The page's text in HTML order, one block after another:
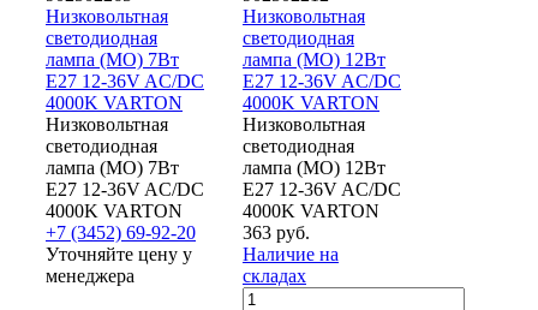
Низковольтная
светодиодная
лампа (МО) 7Вт
Е27 12-36V AC/DC
4000K VARTON
Низковольтная
светодиодная
лампа (МО) 7Вт
Е27 12-36V AC/DC
4000K VARTON
+7 (3452) 69-92-20
Уточняйте цену у
менеджера
Низковольтная
светодиодная
лампа (МО) 12Вт
Е27 12-36V AC/DC
4000K VARTON
Низковольтная
светодиодная
лампа (МО) 12Вт
Е27 12-36V AC/DC
4000K VARTON
363 руб.
Наличие на
складах